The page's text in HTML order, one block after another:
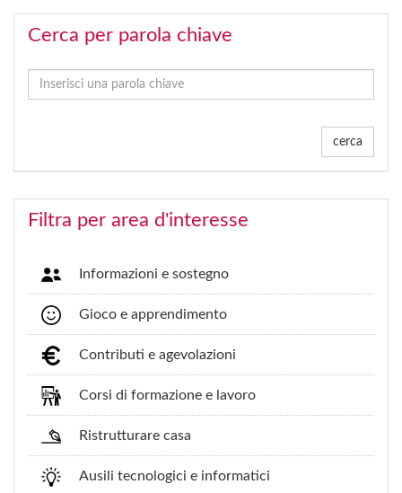
Cerca per parola chiave
cerca
Filtra per area d'interesse
Informazioni e sostegno
Gioco e apprendimento
Contributi e agevolazioni
Corsi di formazione e lavoro
Ristrutturare casa
Ausili tecnologici e informatici